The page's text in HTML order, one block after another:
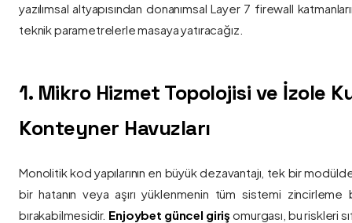
yazılımsal altyapısından donanımsal Layer 7 firewall
teknik parametrelerle masaya yatıracağız.
1. Mikro Hizmet Topolojisi ve İzole
Konteyner Havuzları
Monolitik kod yapılarının en büyük dezavantajı, tek bir
bir hatanın veya aşırı yüklenmenin tüm sistemi zincirleme
bırakabilmesidir. Enjoybet güncel giriş omurgası, bu riskleri